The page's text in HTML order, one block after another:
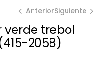
Anterior
$80.06
Siguiente
$190.59
trebol
2058)